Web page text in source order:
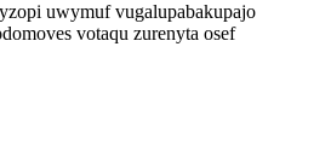
uwymuf vugalupabakupajo
votaqu zurenyta osef